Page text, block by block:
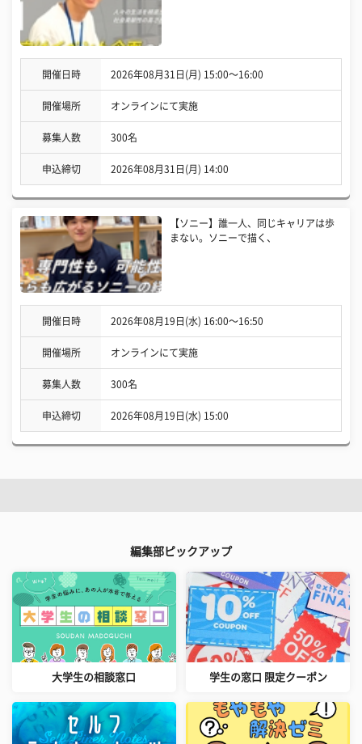
開催日時 2026年08月31日(月) 15:00〜16:00
開催場所 オンラインにて実施
募集人数 300名
申込締切 2026年08月31日(月) 14:00
【ソニー】誰一人、同じキャリアは歩
まない。ソニーで描く、
開催日時 2026年08月19日(水) 16:00〜16:50
開催場所 オンラインにて実施
募集人数 300名
申込締切 2026年08月19日(水) 15:00
編集部ピックアップ
大学生の相談窓口 学生の窓口 限定クーポン